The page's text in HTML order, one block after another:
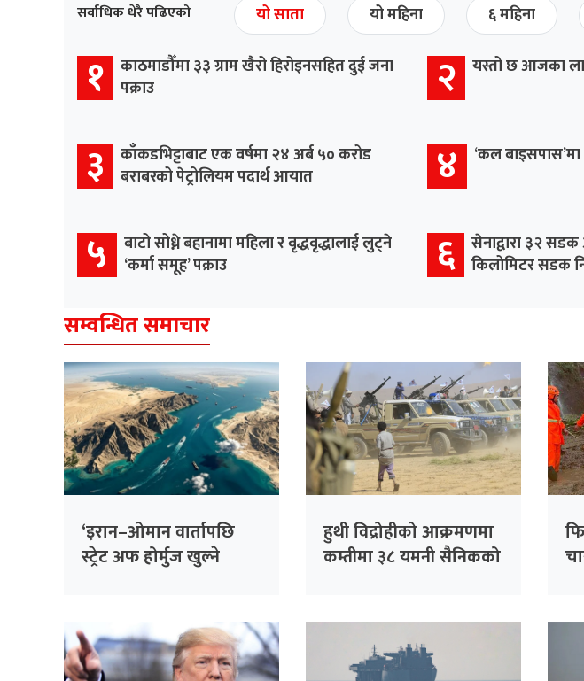
सर्वाधिक धेरै पढिएको यो साता यो महिना ६ महिना
१
काठमाडौँमा ३३ ग्राम खैरो हिरोइनसहित दुई जना
पक्राउ
२ यस्तो छ आजका
३
काँकडभिट्टाबाट एक वर्षमा २४ अर्ब ५० करोड
बराबरको पेट्रोलियम पदार्थ आयात
४ ‘कल
५
बाटो सोध्ने बहानामा महिला र वृद्धवृद्धालाई लुट्ने
‘कर्मा समूह’ पक्राउ
६ सेनाद्वारा ३२
किलोमिटर सडक
सम्वन्धित समाचार
‘इरान–ओमान वार्तापछि
स्ट्रेट अफ होर्मुज खुल्ने
हुथी विद्रोहीको आक्रमणमा
कम्तीमा ३८ यमनी सैनिकको